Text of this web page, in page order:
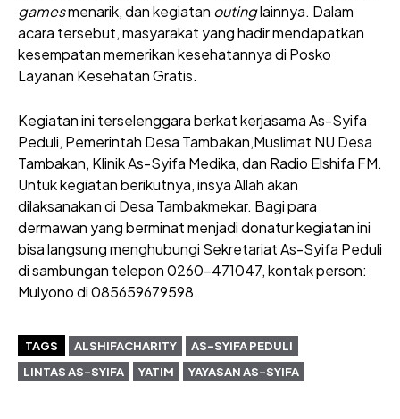
gamesmenarik, dan kegiatan outinglainnya. Dalam
acara tersebut, masyarakat yang hadir mendapatkan
kesempatan memerikan kesehatannya di Posko
Layanan Kesehatan Gratis.
Kegiatan ini terselenggara berkat kerjasama As-Syifa
Peduli, Pemerintah Desa Tambakan,Muslimat NU Desa
Tambakan, Klinik As-Syifa Medika, dan Radio Elshifa FM.
Untuk kegiatan berikutnya, insya Allah akan
dilaksanakan di Desa Tambakmekar. Bagi para
dermawan yang berminat menjadi donatur kegiatan ini
bisa langsung menghubungi Sekretariat As-Syifa Peduli
di sambungan telepon 0260-471047, kontak person:
Mulyono di 085659679598.
TAGS ALSHIFACHARITY
AS-SYIFA PEDULI
LINTAS AS-SYIFA
YATIM YAYASAN AS-SYIFA